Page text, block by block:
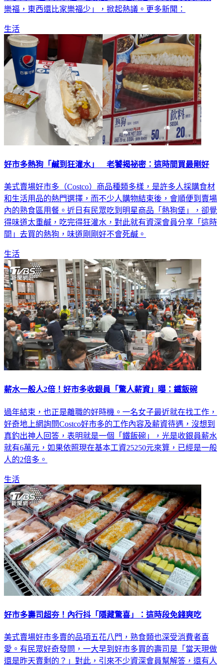
樂福，東西還比家樂福少」，掀起熱議。更多新聞：
生活
好市多熱狗「鹹到狂灌水」 老饕揭祕密：這時間買最剛好
美式賣場好市多（Costco）商品種類多樣，是許多人採購食材
和生活用品的熱門選擇，而不少人購物結束後，會順便到賣場
內的熟食區用餐。近日有民眾吃到明星商品「熱狗堡」，卻覺
得味道太重鹹，吃完得狂灌水，對此就有資深會員分享「這時
間」去買的熱狗，味道剛剛好不會死鹹。
生活
薪水一般人2倍！好市多收銀員「驚人薪資」曝：鐵飯碗
過年結束，也正是離職的好時機。一名女子最近就在找工作，
好奇地上網詢問Costco好市多的工作內容及薪資待遇，沒想到
真釣出神人回答，表明就是一個「鐵飯碗」，光是收銀員薪水
就有6萬元，如果依照現在基本工資25250元來算，已經是一般
人的2倍多。
生活
好市多壽司超夯！內行抖「隱藏驚喜」：這時段免錢爽吃
美式賣場好市多賣的品項五花八門，熟食類也深受消費者喜
愛。有民眾好奇發問，一大早到好市多買的壽司是「當天現做
還是昨天賣剩的？」對此，引來不少資深會員幫解答，還有人